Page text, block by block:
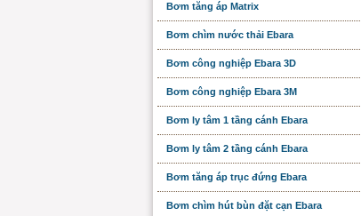
Bơm tăng áp Matrix
Bơm chìm nước thải Ebara
Bơm công nghiệp Ebara 3D
Bơm công nghiệp Ebara 3M
Bơm ly tâm 1 tầng cánh Ebara
Bơm ly tâm 2 tầng cánh Ebara
Bơm tăng áp trục đứng Ebara
Bơm chìm hút bùn đặt cạn Ebara